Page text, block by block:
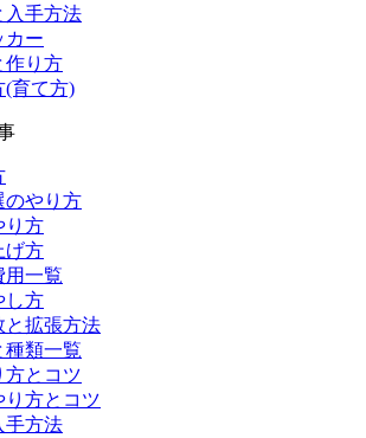
入手方法
カー
作り方
(育て方)
のやり方
り方
げ方
用一覧
し方
と拡張方法
種類一覧
方とコツ
り方とコツ
手方法